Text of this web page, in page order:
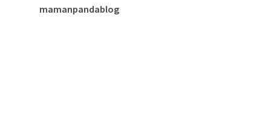
mamanpandablog